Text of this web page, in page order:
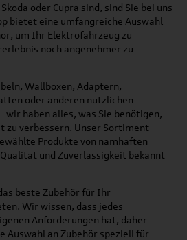
oder Cupra sind, sind Sie bei uns
bietet eine umfangreiche Auswahl
um Ihr Elektrofahrzeug zu
noch angenehmer zu
Wallboxen, Adaptern,
oder anderen nützlichen
wir haben alles, was Sie benötigen,
zu verbessern. Unser Sortiment
Produkte von namhaften
und Zuverlässigkeit bekannt
beste Zubehör für Ihr
Wir wissen, dass jedes
Anforderungen hat, daher
Auswahl an Zubehör speziell für